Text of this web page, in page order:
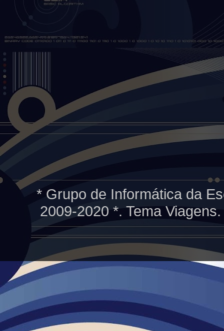
* Grupo de Informática da
2009-2020 *. Tema